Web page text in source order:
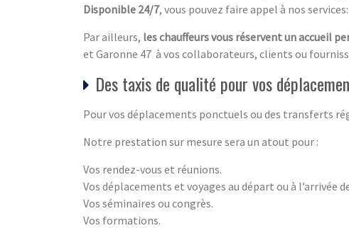
Disponible 24/7, vous pouvez faire appel à nos services:
Par ailleurs, les chauffeurs vous réservent un accueil
et Garonne 47 à vos collaborateurs, clients ou
Des taxis de qualité pour vos
Pour vos déplacements ponctuels ou des transferts
Notre prestation sur mesure sera un atout pour :
Vos rendez-vous et réunions.
Vos déplacements et voyages au départ ou à l’arrivée
Vos séminaires ou congrès.
Vos formations.